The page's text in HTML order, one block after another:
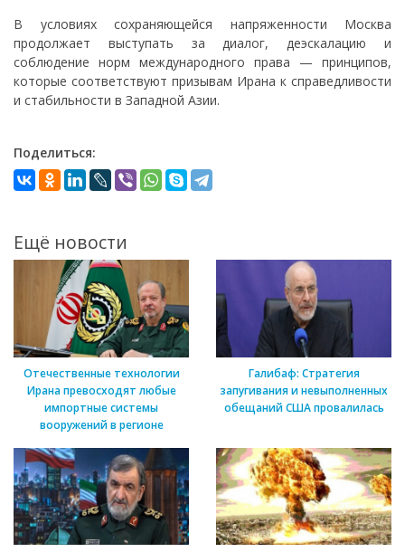
В условиях сохраняющейся напряженности Москва
продолжает выступать за диалог, деэскалацию и
соблюдение норм международного права — принципов,
которые соответствуют призывам Ирана к справедливости
и стабильности в Западной Азии.
Поделиться:
Ещё новости
Отечественные технологии
Ирана превосходят любые
импортные системы
вооружений в регионе
Галибаф: Стратегия
запугивания и невыполненных
обещаний США провалилась